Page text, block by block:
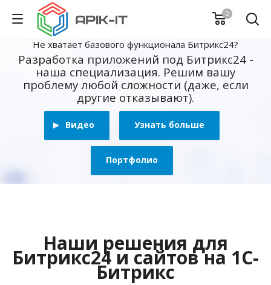
0
Не хватает базового функционала Битрикс24?
Разработка приложений под Битрикс24 -
наша специализация. Решим вашу
проблему любой сложности (даже, если
другие отказывают).
Видео Узнать больше
Портфолио
Наши решения для
Битрикс24 и сайтов на 1С-
Битрикс